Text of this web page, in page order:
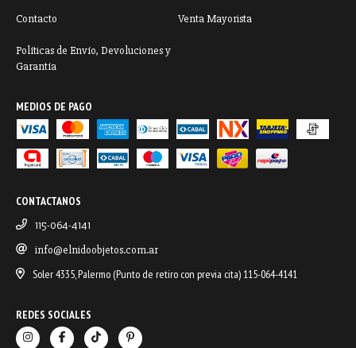
Contacto Venta Mayorista
Políticas de Envío, Devoluciones y
Garantía
MEDIOS DE PAGO
CONTACTANOS
115-064-4141
info@elnidoobjetos.com.ar
Soler 4335, Palermo (Punto de retiro con previa cita) 115-064-4141
REDES SOCIALES